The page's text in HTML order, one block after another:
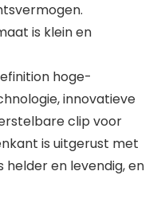
is klein en
hoge-
innovatieve
clip voor
is uitgerust met
helder en levendig, en